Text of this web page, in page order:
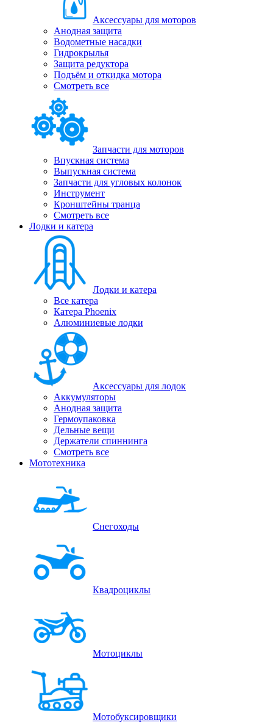
Аксессуары для моторов
Анодная защита
Водометные насадки
Гидрокрылья
Защита редуктора
Подъём и откидка мотора
Смотреть все
Запчасти для моторов
Впускная система
Выпускная система
Запчасти для угловых колонок
Инструмент
Кронштейны транца
Смотреть все
Лодки и катера
Лодки и катера
Все катера
Катера Phoenix
Алюминиевые лодки
Аксессуары для лодок
Аккумуляторы
Анодная защита
Гермоупаковка
Дельные вещи
Держатели спиннинга
Смотреть все
Мототехника
Снегоходы
Квадроциклы
Мотоциклы
Мотобуксировщики